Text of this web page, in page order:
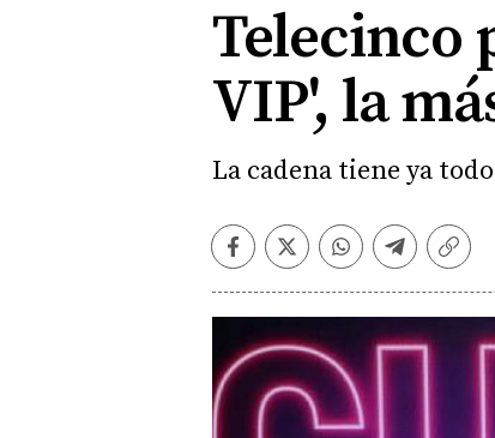
Telecinco
VIP', la
La cadena tiene ya
Facebook
TwitterWhatsapp
Telegram